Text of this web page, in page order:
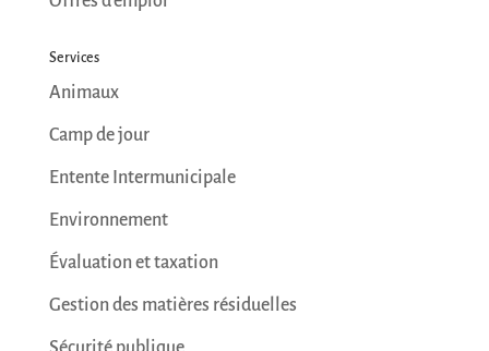
Services
Animaux
Camp de jour
Entente Intermunicipale
Environnement
Évaluation et taxation
Gestion des matières résiduelles